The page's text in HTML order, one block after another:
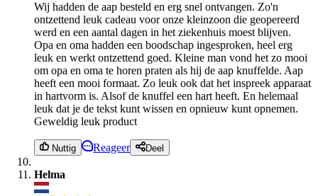
Wij hadden de aap besteld en erg snel ontvangen. Zo'n
ontzettend leuk cadeau voor onze kleinzoon die geopereerd
werd en een aantal dagen in het ziekenhuis moest blijven.
Opa en oma hadden een boodschap ingesproken, heel erg
leuk en werkt ontzettend goed. Kleine man vond het zo mooi
om opa en oma te horen praten als hij de aap knuffelde. Aap
heeft een mooi formaat. Zo leuk ook dat het inspreek apparaat
in hartvorm is. Alsof de knuffel een hart heeft. En helemaal
leuk dat je de tekst kunt wissen en opnieuw kunt opnemen.
Geweldig leuk product
Nuttig Reageer Deel
Helma